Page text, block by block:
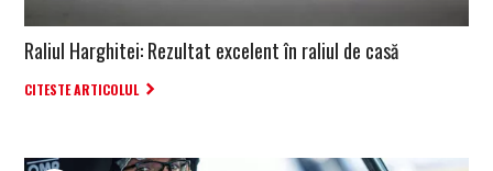
Raliul Harghitei: Rezultat excelent în raliul de casă
CITESTE ARTICOLUL